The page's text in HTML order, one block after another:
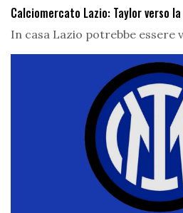
Calciomercato Lazio: Taylor verso
In casa Lazio potrebbe essere